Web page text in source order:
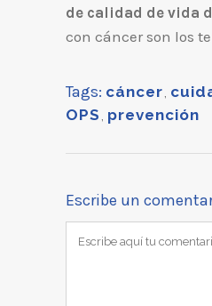
de calidad de vida
con cáncer son los
Tags: cáncer
OPS prevención
Escribe un